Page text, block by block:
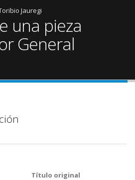
Jauregi
una pieza
General
Título original